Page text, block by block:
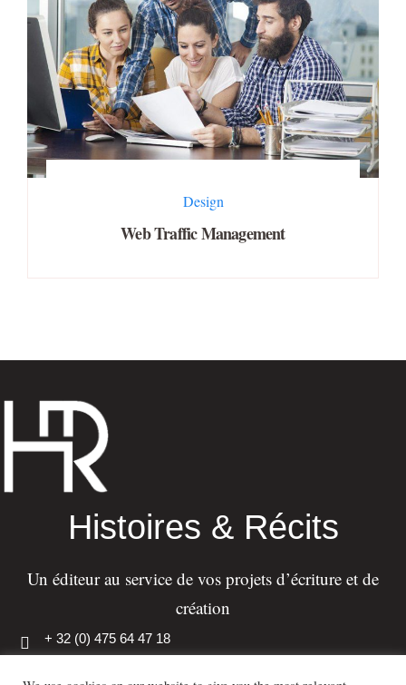
Design
Web Traffic Management
Histoires & Récits
Un éditeur au service de vos projets d’écriture et de
création
+ 32 (0) 475 64 47 18